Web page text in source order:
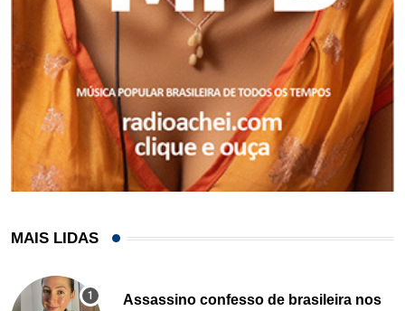
MAIS LIDAS
Assassino confesso de brasileira nos